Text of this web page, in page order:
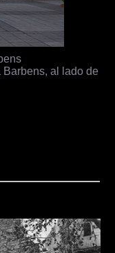
al lado de